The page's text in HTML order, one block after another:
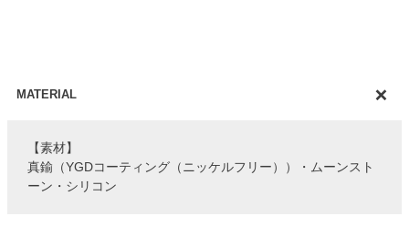
MATERIAL
【素材】
真鍮（YGDコーティング（ニッケルフリー））・ムーンスト
ーン・シリコン